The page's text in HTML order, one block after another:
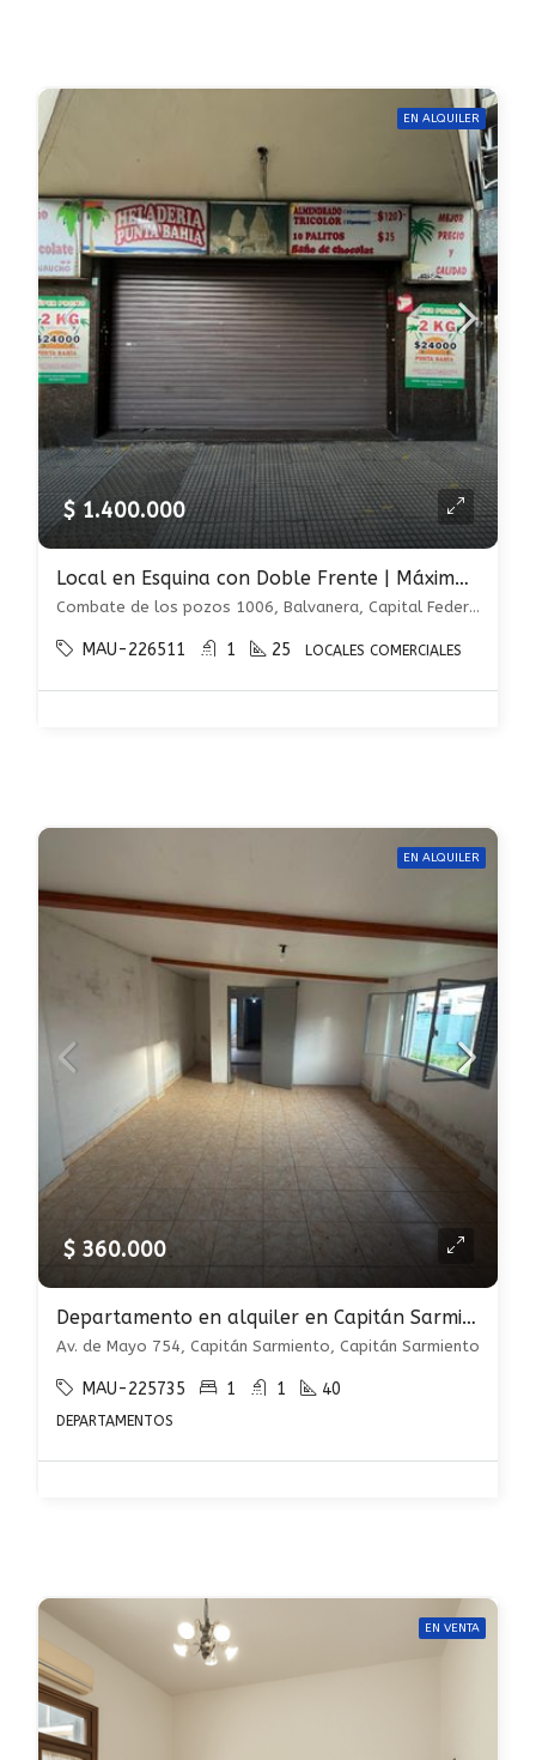
EN ALQUILER
$ 1.400.000
Local en Esquina con Doble Frente | Máxima Visibilidad.
Combate de los pozos 1006, Balvanera, Capital Federal
MAU-226511 1 25 LOCALES COMERCIALES
EN ALQUILER
$ 360.000
Departamento en alquiler en Capitán Sarmiento
Av. de Mayo 754, Capitán Sarmiento, Capitán Sarmiento
MAU-225735 1 1 40
DEPARTAMENTOS
EN VENTA